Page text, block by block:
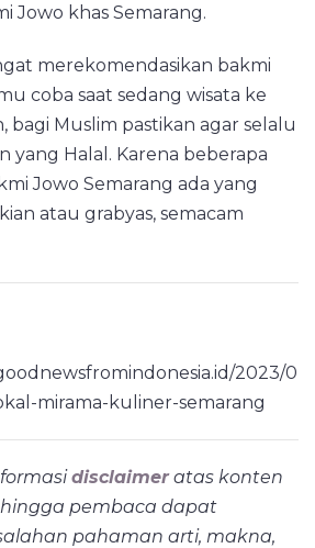
Jowo khas Semarang.
merekomendasikan bakmi
coba saat sedang wisata ke
bagi Muslim pastikan agar selalu
yang Halal. Karena beberapa
Jowo Semarang ada yang
atau grabyas, semacam
2023/0
mirama-kuliner-semarang
disclaimeratas konten
pembaca dapat
pahaman arti, makna,